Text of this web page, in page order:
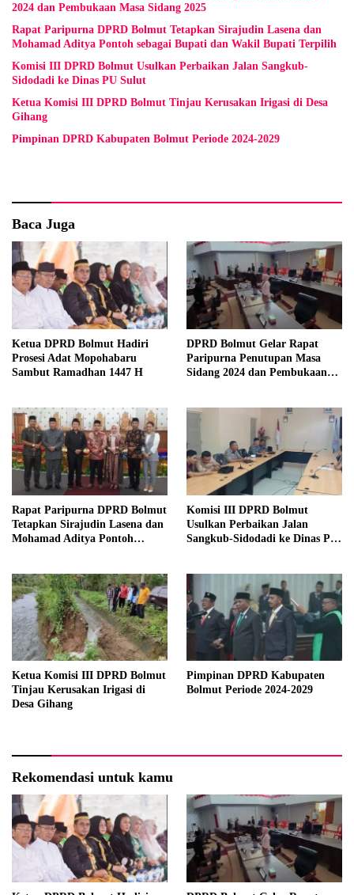
2024 dan Pembukaan Masa Sidang 2025
Rapat Paripurna DPRD Bolmut Tetapkan Sirajudin Lasena dan
Mohamad Aditya Pontoh sebagai Bupati dan Wakil Bupati Terpilih
Komisi III DPRD Bolmut Usulkan Perbaikan Jalan Sangkub-
Sidodadi ke Dinas PU Sulut
Ketua Komisi III DPRD Bolmut Tinjau Kerusakan Irigasi di Desa
Gihang
Pimpinan DPRD Kabupaten Bolmut Periode 2024-2029
Baca Juga
Ketua DPRD Bolmut Hadiri
Prosesi Adat Mopohabaru
Sambut Ramadhan 1447 H
DPRD Bolmut Gelar Rapat
Paripurna Penutupan Masa
Sidang 2024 dan Pembukaan
Rapat Paripurna DPRD Bolmut
Tetapkan Sirajudin Lasena dan
Mohamad Aditya Pontoh
Komisi III DPRD Bolmut
Usulkan Perbaikan Jalan
Sangkub-Sidodadi ke Dinas PU
Ketua Komisi III DPRD Bolmut
Tinjau Kerusakan Irigasi di
Desa Gihang
Pimpinan DPRD Kabupaten
Bolmut Periode 2024-2029
Rekomendasi untuk kamu